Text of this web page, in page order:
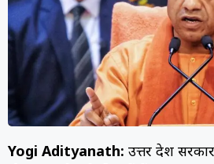
Yogi Adityanath: उत्तर प्रदेश